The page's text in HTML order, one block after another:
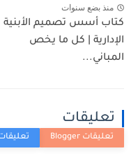
منذ بضع سنوات
كتاب أسس تصميم الأبنية
الإدارية | كل ما يخص
المباني...
تعليقات